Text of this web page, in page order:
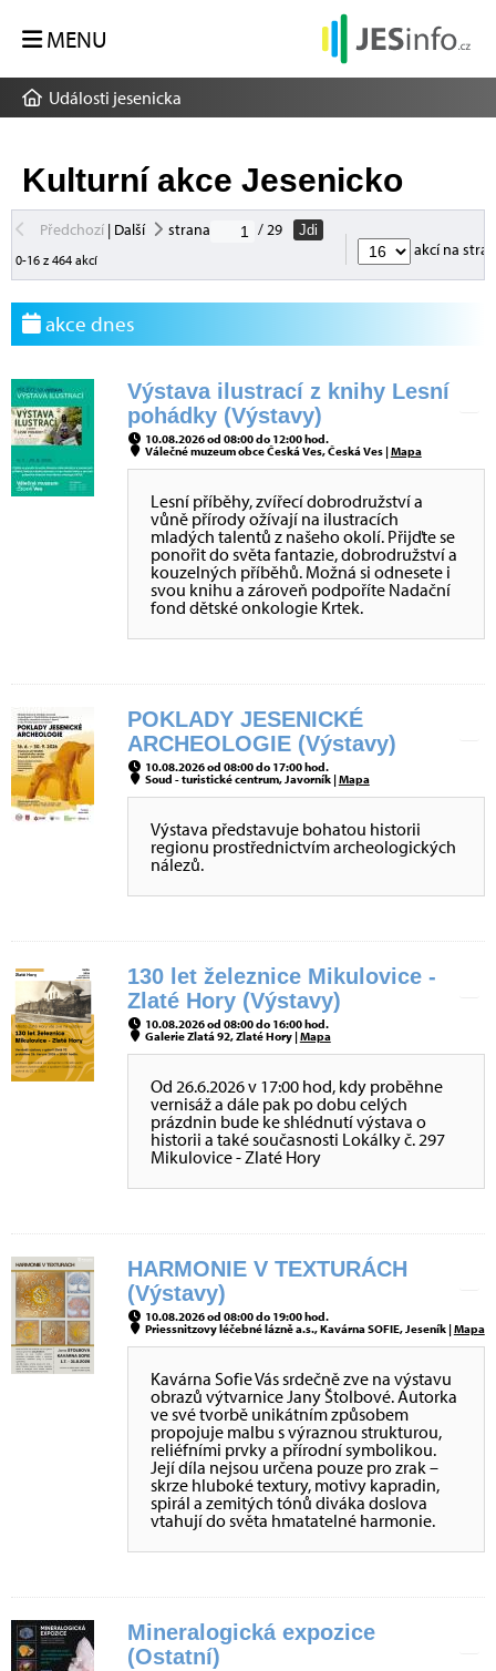
MENU
Události jesenicka
Kulturní akce Jesenicko
Předchozí| Další strana / 29
Jdi
0-16 z 464 akcí
akcí na
akce dnes
Výstava ilustrací z knihy Lesní
pohádky (Výstavy)
10.08.2026 od 08:00 do 12:00 hod.
Válečné muzeum obce Česká Ves, Česká Ves |Mapa
Lesní příběhy, zvířecí dobrodružství a
vůně přírody ožívají na ilustracích
mladých talentů z našeho okolí. Přijďte se
ponořit do světa fantazie, dobrodružství a
kouzelných příběhů. Možná si odnesete i
svou knihu a zároveň podpoříte Nadační
fond dětské onkologie Krtek.
POKLADY JESENICKÉ
ARCHEOLOGIE (Výstavy)
10.08.2026 od 08:00 do 17:00 hod.
Soud - turistické centrum, Javorník |Mapa
Výstava představuje bohatou historii
regionu prostřednictvím archeologických
nálezů.
130 let železnice Mikulovice -
Zlaté Hory (Výstavy)
10.08.2026 od 08:00 do 16:00 hod.
Galerie Zlatá 92, Zlaté Hory |Mapa
Od 26.6.2026 v 17:00 hod, kdy proběhne
vernisáž a dále pak po dobu celých
prázdnin bude ke shlédnutí výstava o
historii a také současnosti Lokálky č. 297
Mikulovice - Zlaté Hory
HARMONIE V TEXTURÁCH
(Výstavy)
10.08.2026 od 08:00 do 19:00 hod.
Priessnitzovy léčebné lázně a.s., Kavárna SOFIE, Jeseník |Mapa
Kavárna Sofie Vás srdečně zve na výstavu
obrazů výtvarnice Jany Štolbové. Autorka
ve své tvorbě unikátním způsobem
propojuje malbu s výraznou strukturou,
reliéfními prvky a přírodní symbolikou.
Její díla nejsou určena pouze pro zrak –
skrze hluboké textury, motivy kapradin,
spirál a zemitých tónů diváka doslova
vtahují do světa hmatatelné harmonie.
Mineralogická expozice
(Ostatní)